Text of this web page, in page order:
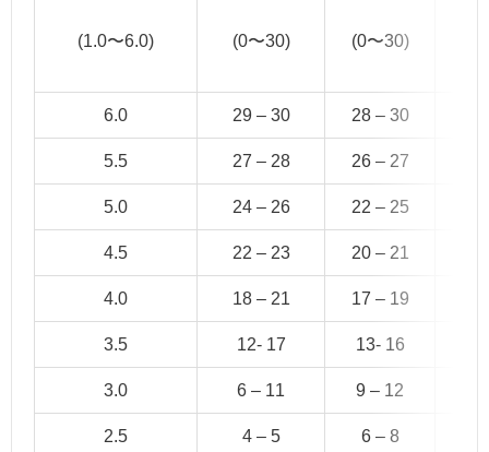
(1.0〜6.0) (0〜30) (0〜30)
6.0 29 – 30 28 – 30
5.5 27 – 28 26 – 27
5.0 24 – 26 22 – 25
4.5 22 – 23 20 – 21
4.0 18 – 21 17 – 19
3.5 12- 17 13- 16
3.0 6 – 11 9 – 12
2.5 4 – 5 6 – 8